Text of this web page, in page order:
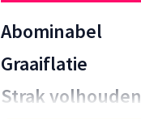
Abominabel
Graaiflatie
Strak volhouden